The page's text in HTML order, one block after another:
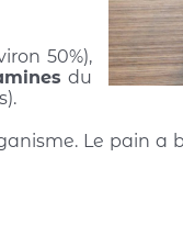
50%),
du
Le pain a